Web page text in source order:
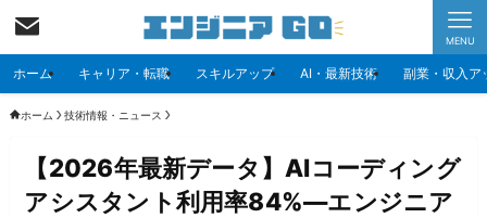
MENU
ホーム キャリア・転職 スキルアップ AI・最新技術 副業・収入ア
ホーム 技術情報・ニュース
【2026年最新データ】AIコーディング
アシスタント利用率84%—エンジニア